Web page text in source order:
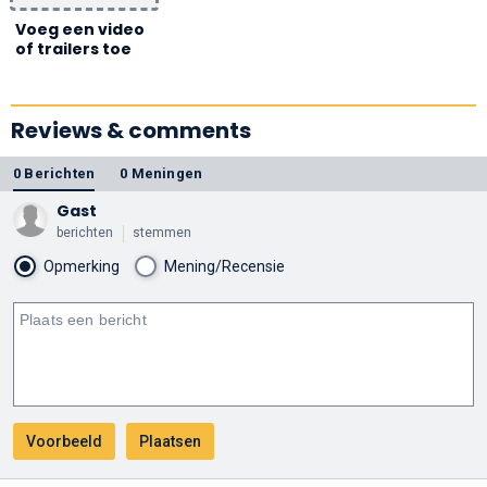
Voeg een video
of trailers toe
Reviews & comments
0 Berichten 0 Meningen
Gast
berichten stemmen
Opmerking Mening/Recensie